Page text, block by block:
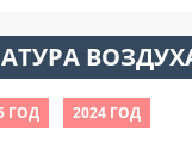
ГОД 2024 ГОД